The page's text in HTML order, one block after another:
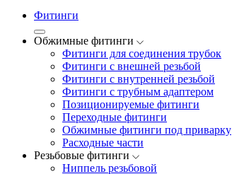
Фитинги
Обжимные фитинги
Фитинги для соединения трубок
Фитинги с внешней резьбой
Фитинги с внутренней резьбой
Фитинги с трубным адаптером
Позиционируемые фитинги
Переходные фитинги
Обжимные фитинги под приварку
Расходные части
Резьбовые фитинги
Ниппель резьбовой